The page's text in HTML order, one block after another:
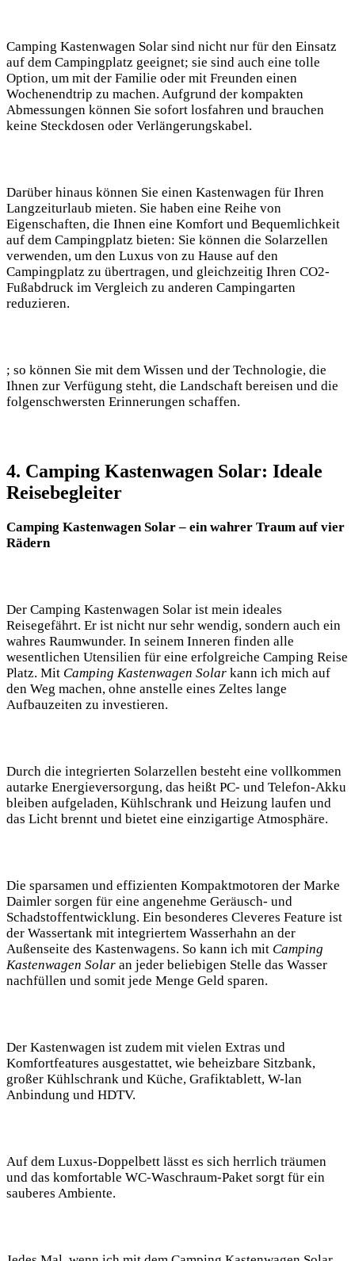
Camping Kastenwagen⁣ Solar sind⁣ nicht nur ⁢für den ⁢Einsatz
auf dem Campingplatz geeignet; sie ​sind auch eine tolle
Option, um mit ⁤der Familie oder⁣ mit⁢ Freunden einen
Wochenendtrip⁤ zu machen.⁤ Aufgrund ⁤der kompakten ​
Abmessungen können Sie​ sofort losfahren und⁣ brauchen
keine Steckdosen oder ⁢Verlängerungskabel.
Darüber⁣ hinaus können ⁤Sie‌ einen Kastenwagen für Ihren
Langzeiturlaub mieten. Sie haben eine⁣ Reihe von
Eigenschaften, die Ihnen eine Komfort‍ und Bequemlichkeit
⁤auf ⁣dem Campingplatz bieten: Sie können⁣ die ​Solarzellen‍
verwenden, um den Luxus von⁣ zu Hause auf den
Campingplatz⁤ zu übertragen, und gleichzeitig Ihren CO2-
Fußabdruck ⁣im Vergleich ‍zu⁣ anderen Campingarten ​
reduzieren.‍
;⁣ so können ⁤Sie mit dem Wissen und der Technologie,​ die
Ihnen ⁢zur‌ Verfügung steht, die‍ Landschaft bereisen und⁢ die
⁣folgenschwersten Erinnerungen ⁤schaffen.
4. ⁢Camping Kastenwagen Solar:‌ Ideale
Reisebegleiter
Camping Kastenwagen Solar – ein wahrer Traum auf vier
Rädern
Der Camping Kastenwagen Solar ist mein ideales
⁤Reisegefährt. Er ist⁢ nicht nur sehr wendig, ‌sondern auch ein
wahres Raumwunder.⁣ In seinem Inneren finden alle
wesentlichen Utensilien für eine ​erfolgreiche Camping Reise
Platz. Mit Camping Kastenwagen Solar kann ich mich auf
den Weg⁣ machen, ohne anstelle ‌eines Zeltes lange
Aufbauzeiten zu investieren.
Durch⁣ die integrierten Solarzellen besteht⁤ eine vollkommen‍
autarke Energieversorgung, das heißt PC- und Telefon-Akku
‌bleiben aufgeladen, Kühlschrank und Heizung‍ laufen und
das‍ Licht brennt und bietet eine einzigartige Atmosphäre.
Die sparsamen und effizienten⁣ Kompaktmotoren der Marke
Daimler sorgen für⁤ eine angenehme⁣ Geräusch- ‌und
Schadstoffentwicklung. Ein besonderes Cleveres Feature ist
der Wassertank mit ⁣integriertem Wasserhahn an ​der
Außenseite⁢ des Kastenwagens. So kann ich mit Camping
Kastenwagen Solar an jeder beliebigen ⁣Stelle ⁣das Wasser
nachfüllen und ⁢somit jede Menge ​Geld sparen.
Der Kastenwagen ist zudem mit ⁣vielen Extras ⁤und
Komfortfeatures ausgestattet, wie beheizbare Sitzbank,
großer Kühlschrank und Küche, Grafiktablett, ‍W-lan
Anbindung​ und‍ HDTV.‍
Auf dem Luxus-Doppelbett lässt es sich ⁣herrlich ⁤träumen
und das komfortable WC-Waschraum-Paket sorgt für ein
sauberes Ambiente.